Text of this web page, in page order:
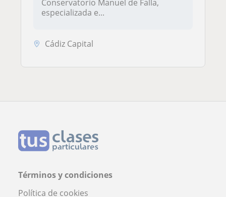
Conservatorio Manuel de Falla,
especializada e...
Cádiz Capital
Términos y condiciones
Política de cookies